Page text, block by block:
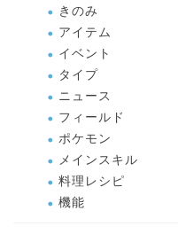
きのみ
アイテム
イベント
タイプ
ニュース
フィールド
ポケモン
メインスキル
料理レシピ
機能